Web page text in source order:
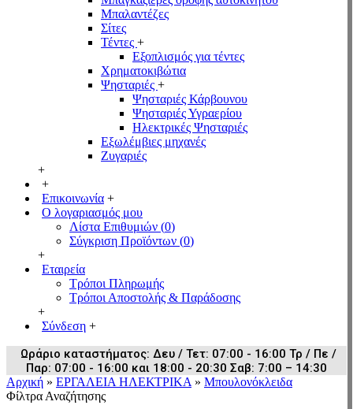
Μπαλαντέζες
Σίτες
Τέντες +
Εξοπλισμός για τέντες
Χρηματοκιβώτια
Ψησταριές +
Ψησταριές Κάρβουνου
Ψησταριές Υγραερίου
Ηλεκτρικές Ψησταριές
Εξωλέμβιες μηχανές
Ζυγαριές
+
+
Επικοινωνία +
Ο λογαριασμός μου
Λίστα Επιθυμιών (0)
Σύγκριση Προϊόντων (0)
+
Εταιρεία
Τρόποι Πληρωμής
Τρόποι Αποστολής & Παράδοσης
+
Σύνδεση +
Ωράριο καταστήματος: Δευ / Τετ: 07:00 - 16:00 Τρ / Πε /
Παρ: 07:00 - 16:00 και 18:00 - 20:30 Σαβ: 7:00 – 14:30
Αρχική » ΕΡΓΑΛΕΙΑ ΗΛΕΚΤΡΙΚΑ » Μπουλονόκλειδα
Φίλτρα Αναζήτησης